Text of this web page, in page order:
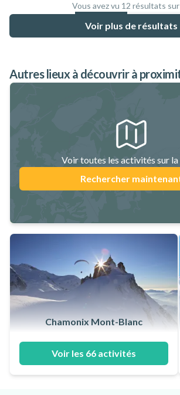
Vous avez vu 12 résultats
46.2 %
Voir plus de résultats
Autres lieux à découvrir à
Voir toutes les activités sur
Rechercher
Chamonix Mont-Blanc
Voir les 66 activités